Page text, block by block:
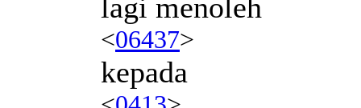
lagi menoleh
<06437>
kepada